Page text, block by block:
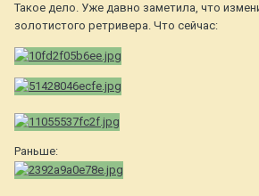
Такое дело. Уже давно заметила, что
золотистого ретривера. Что сейчас:
Раньше: